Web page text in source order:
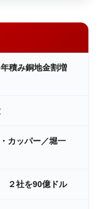
積み銅地金割増
カッパー／堀一
２社を90億ドル